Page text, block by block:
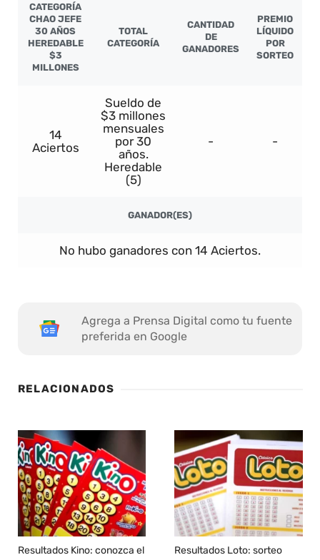
CATEGORÍA
CHAO JEFE
30 AÑOS
HEREDABLE
$3
MILLONES
TOTAL
CATEGORÍA
CANTIDAD
DE
GANADORES
PREMIO
LÍQUIDO
POR
SORTEO
14
Aciertos
Sueldo de
$3 millones
mensuales
por 30
años.
Heredable
(5)
- -
GANADOR(ES)
No hubo ganadores con 14 Aciertos.
Agrega a Prensa Digital como tu fuente
preferida en Google
RELACIONADOS
Resultados Kino: conozca el
Resultados Loto: sorteo